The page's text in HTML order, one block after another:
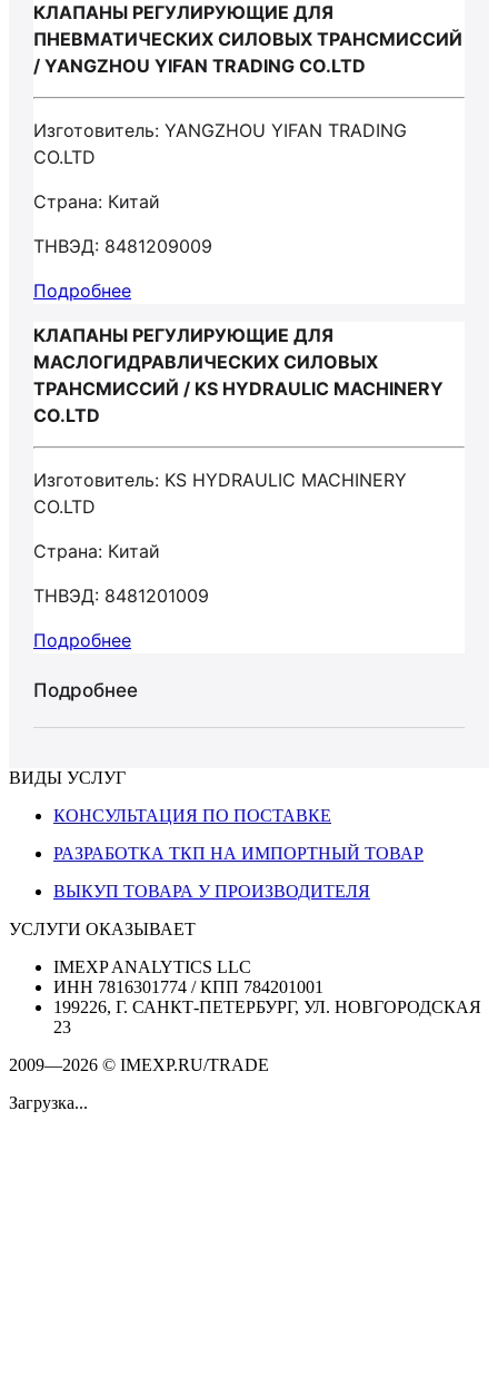
КЛАПАНЫ РЕГУЛИРУЮЩИЕ ДЛЯ
ПНЕВМАТИЧЕСКИХ СИЛОВЫХ ТРАНСМИССИЙ
/ YANGZHOU YIFAN TRADING CO.LTD
Изготовитель: YANGZHOU YIFAN TRADING
CO.LTD
Страна: Китай
ТНВЭД: 8481209009
Подробнее
КЛАПАНЫ РЕГУЛИРУЮЩИЕ ДЛЯ
МАСЛОГИДРАВЛИЧЕСКИХ СИЛОВЫХ
ТРАНСМИССИЙ / KS HYDRAULIC MACHINERY
CO.LTD
Изготовитель: KS HYDRAULIC MACHINERY
CO.LTD
Страна: Китай
ТНВЭД: 8481201009
Подробнее
Подробнее
ВИДЫ УСЛУГ
КОНСУЛЬТАЦИЯ ПО ПОСТАВКЕ
РАЗРАБОТКА ТКП НА ИМПОРТНЫЙ ТОВАР
ВЫКУП ТОВАРА У ПРОИЗВОДИТЕЛЯ
УСЛУГИ ОКАЗЫВАЕТ
IMEXP ANALYTICS LLC
ИНН 7816301774 / КПП 784201001
199226, Г. САНКТ-ПЕТЕРБУРГ, УЛ. НОВГОРОДСКАЯ
23
2009—2026 © IMEXP.RU/TRADE
Загрузка...